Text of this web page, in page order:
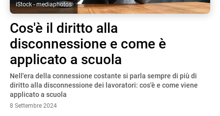
iStock - mediaphotos
Cos'è il diritto alla
disconnessione e come è
applicato a scuola
Nell'era della connessione costante si parla sempre di più di
diritto alla disconnessione dei lavoratori: cos'è e come viene
applicato a scuola
8 Settembre 2024